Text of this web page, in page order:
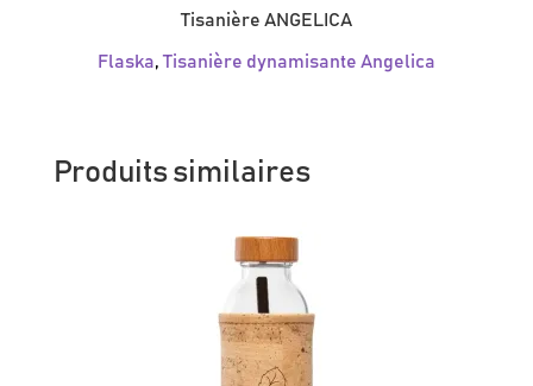
Tisanière ANGELICA
Flaska,Tisanière dynamisante Angelica
Produits similaires